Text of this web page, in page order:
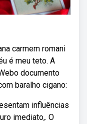
carmem romani
é meu teto. A
documento
baralho cigano:
influências
imediato,. O